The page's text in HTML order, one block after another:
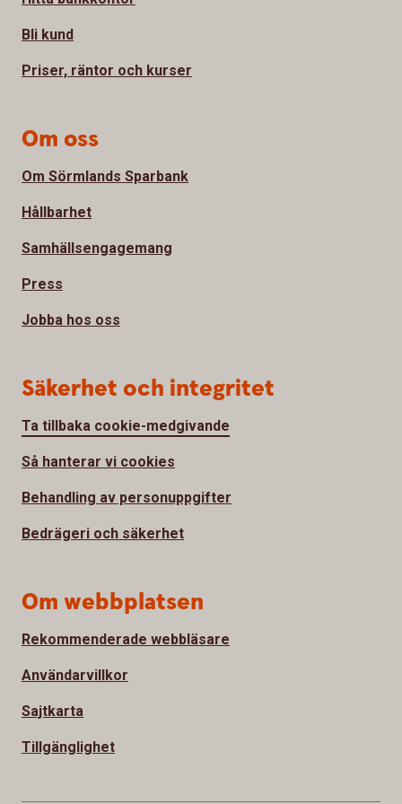
Bli kund
Priser, räntor och kurser
Om oss
Om Sörmlands Sparbank
Hållbarhet
Samhällsengagemang
Press
Jobba hos oss
Säkerhet och integritet
Ta tillbaka cookie-medgivande
Så hanterar vi cookies
Behandling av personuppgifter
Bedrägeri och säkerhet
Om webbplatsen
Rekommenderade webbläsare
Användarvillkor
Sajtkarta
Tillgänglighet